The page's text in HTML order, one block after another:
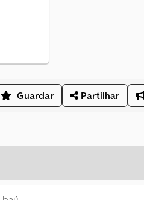
Guardar Partilhar